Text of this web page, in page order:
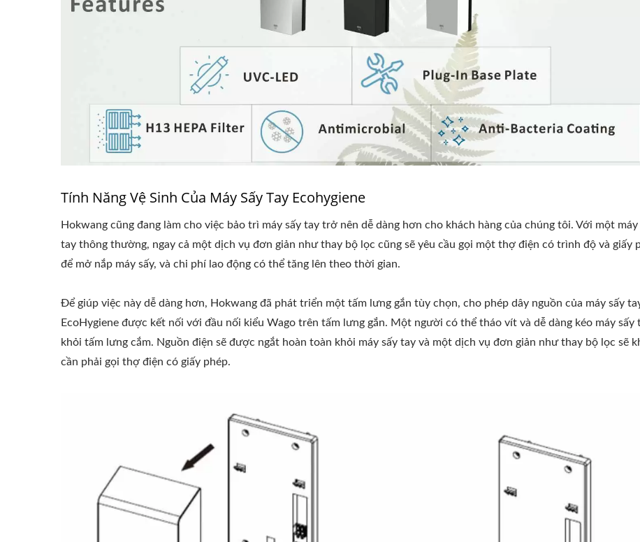
Tính Năng Vệ Sinh Của Máy Sấy Tay Ecohygiene
Hokwang cũng đang làm cho việc bảo trì máy sấy tay trở nên dễ dàng hơn cho khách hàng của chúng tôi. Với một máy
tay thông thường, ngay cả một dịch vụ đơn giản như thay bộ lọc cũng sẽ yêu cầu gọi một thợ điện có trình độ và giấy
để mở nắp máy sấy, và chi phí lao động có thể tăng lên theo thời gian.
Để giúp việc này dễ dàng hơn, Hokwang đã phát triển một tấm lưng gắn tùy chọn, cho phép dây nguồn của máy sấy
EcoHygiene được kết nối với đầu nối kiểu Wago trên tấm lưng gắn. Một người có thể tháo vít và dễ dàng kéo máy sấy
khỏi tấm lưng cắm. Nguồn điện sẽ được ngắt hoàn toàn khỏi máy sấy tay và một dịch vụ đơn giản như thay bộ lọc sẽ
cần phải gọi thợ điện có giấy phép.